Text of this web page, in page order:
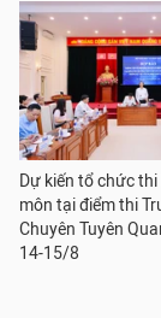
Dự kiến tổ chức
môn tại điểm thi
Chuyên Tuyên
14-15/8